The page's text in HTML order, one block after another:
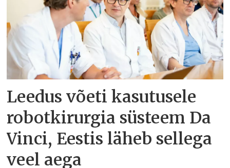
Leedus võeti kasutusele
robotkirurgia süsteem Da
Vinci, Eestis läheb sellega
veel aega